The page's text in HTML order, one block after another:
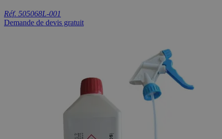
Réf. 505068L-001
Demande de devis gratuit